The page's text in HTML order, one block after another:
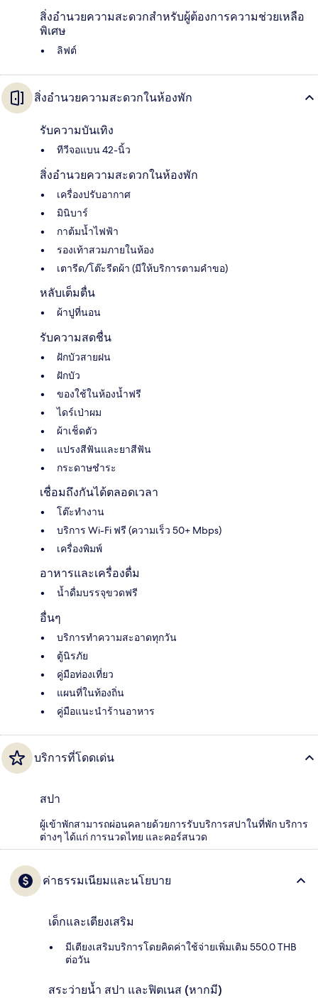
สิ่งอำนวยความสะดวกสำหรับผู้ต้องการความช่วยเหลือ
พิเศษ
ลิฟต์
สิ่งอำนวยความสะดวกในห้องพัก
รับความบันเทิง
ทีวีจอแบน 42-นิ้ว
สิ่งอำนวยความสะดวกในห้องพัก
เครื่องปรับอากาศ
มินิบาร์
กาต้มน้ำไฟฟ้า
รองเท้าสวมภายในห้อง
เตารีด/โต๊ะรีดผ้า (มีให้บริการตามคำขอ)
หลับเต็มตื่น
ผ้าปูที่นอน
รับความสดชื่น
ฝักบัวสายฝน
ฝักบัว
ของใช้ในห้องน้ำฟรี
ไดร์เป่าผม
ผ้าเช็ดตัว
แปรงสีฟันและยาสีฟัน
กระดาษชำระ
เชื่อมถึงกันได้ตลอดเวลา
โต๊ะทำงาน
บริการ Wi-Fi ฟรี (ความเร็ว 50+ Mbps)
เครื่องพิมพ์
อาหารและเครื่องดื่ม
น้ำดื่มบรรจุขวดฟรี
อื่นๆ
บริการทำความสะอาดทุกวัน
ตู้นิรภัย
คู่มือท่องเที่ยว
แผนที่ในท้องถิ่น
คู่มือแนะนำร้านอาหาร
บริการที่โดดเด่น
สปา
ผู้เข้าพักสามารถผ่อนคลายด้วยการรับบริการสปาในที่พัก บริการ
ต่างๆ ได้แก่ การนวดไทย และคอร์สนวด
ค่าธรรมเนียมและนโยบาย
เด็กและเตียงเสริม
มีเตียงเสริมบริการโดยคิดค่าใช้จ่ายเพิ่มเติม 550.0 THB
ต่อวัน
สระว่ายน้ำ สปา และฟิตเนส (หากมี)